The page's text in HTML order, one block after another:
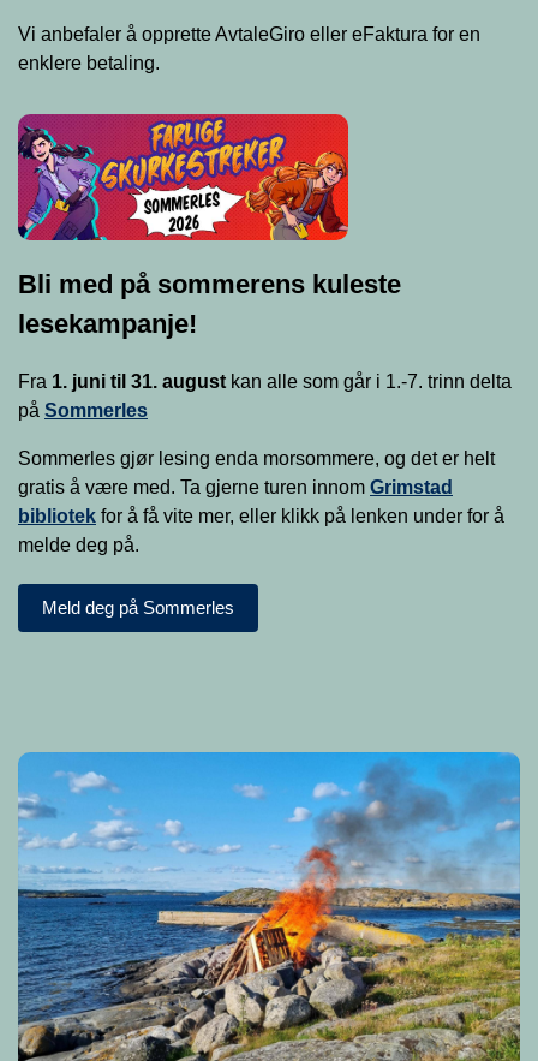
Vi anbefaler å opprette AvtaleGiro eller eFaktura for en
enklere betaling.
Bli med på sommerens kuleste
lesekampanje!
Fra 1. juni til 31. august kan alle som går i 1.-7. trinn delta
på Sommerles
Sommerles gjør lesing enda morsommere, og det er helt
gratis å være med. Ta gjerne turen innom Grimstad
bibliotek for å få vite mer, eller klikk på lenken under for å
melde deg på.
Meld deg på Sommerles